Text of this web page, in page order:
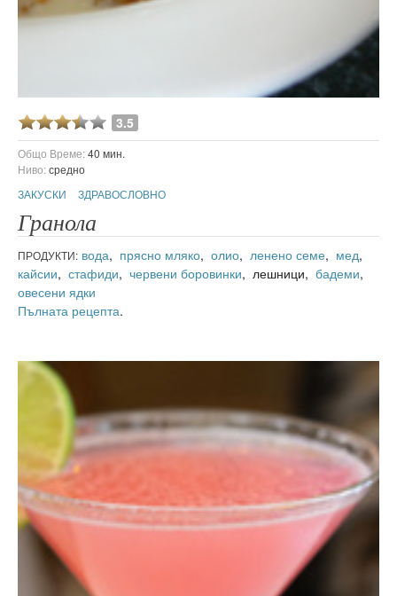
3.5
Общо Време:40 мин.
Ниво:средно
ЗАКУСКИ
ЗДРАВОСЛОВНО
Гранола
ПРОДУКТИ: вода, прясно мляко, олио, ленено семе, мед,
кайсии, стафиди, червени боровинки, лешници, бадеми,
овесени ядки
Пълната рецепта.